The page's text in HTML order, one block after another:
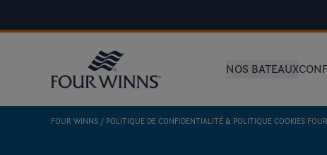
NOS BATEAUX
FOUR WINNS POLITIQUE DE CONFIDENTIALITÉ & POLITIQUE COOKIES